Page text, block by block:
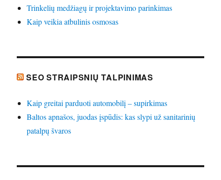
Trinkelių medžiagų ir projektavimo parinkimas
Kaip veikia atbulinis osmosas
SEO STRAIPSNIŲ TALPINIMAS
Kaip greitai parduoti automobilį – supirkimas
Baltos apnašos, juodas įspūdis: kas slypi už sanitarinių
patalpų švaros